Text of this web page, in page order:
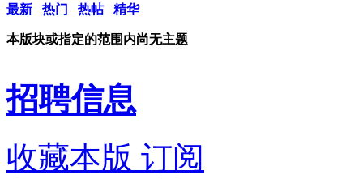
最新
热门 热帖 精华
本版块或指定的范围内尚无主题
招聘信息
收藏本版 订阅